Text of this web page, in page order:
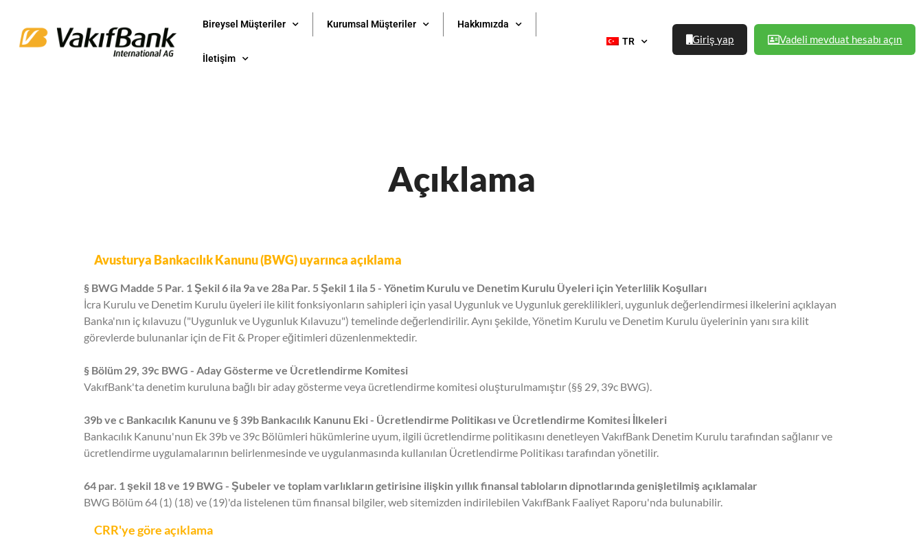
Bireysel Müşteriler Kurumsal Müşteriler Hakkımızda
İletişim
TR Giriş yap Vadeli mevduat hesabı açın
Açıklama
Avusturya Bankacılık Kanunu (BWG) uyarınca açıklama
§ BWG Madde 5 Par. 1 Şekil 6 ila 9a ve 28a Par. 5 Şekil 1 ila 5 - Yönetim Kurulu ve Denetim Kurulu Üyeleri için Yeterlilik Koşulları
İcra Kurulu ve Denetim Kurulu üyeleri ile kilit fonksiyonların sahipleri için yasal Uygunluk ve Uygunluk gereklilikleri, uygunluk değerlendirmesi ilkelerini açıklayan
Banka'nın iç kılavuzu ("Uygunluk ve Uygunluk Kılavuzu") temelinde değerlendirilir. Aynı şekilde, Yönetim Kurulu ve Denetim Kurulu üyelerinin yanı sıra kilit
görevlerde bulunanlar için de Fit & Proper eğitimleri düzenlenmektedir.
§ Bölüm 29, 39c BWG - Aday Gösterme ve Ücretlendirme Komitesi
VakıfBank'ta denetim kuruluna bağlı bir aday gösterme veya ücretlendirme komitesi oluşturulmamıştır (§§ 29, 39c BWG).
39b ve c Bankacılık Kanunu ve § 39b Bankacılık Kanunu Eki - Ücretlendirme Politikası ve Ücretlendirme Komitesi İlkeleri
Bankacılık Kanunu'nun Ek 39b ve 39c Bölümleri hükümlerine uyum, ilgili ücretlendirme politikasını denetleyen VakıfBank Denetim Kurulu tarafından sağlanır ve
ücretlendirme uygulamalarının belirlenmesinde ve uygulanmasında kullanılan Ücretlendirme Politikası tarafından yönetilir.
64 par. 1 şekil 18 ve 19 BWG - Şubeler ve toplam varlıkların getirisine ilişkin yıllık finansal tabloların dipnotlarında genişletilmiş açıklamalar
BWG Bölüm 64 (1) (18) ve (19)'da listelenen tüm finansal bilgiler, web sitemizden indirilebilen VakıfBank Faaliyet Raporu'nda bulunabilir.
CRR'ye göre açıklama